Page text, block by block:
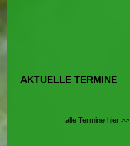
AKTUELLE TERMINE
alle Termine hier >>